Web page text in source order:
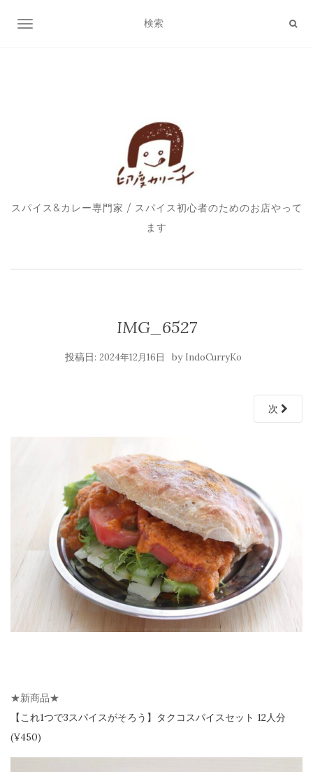
ナビゲーション切り替え
スパイス&カレー専門家 / スパイス初心者のためのお店やって
ます
IMG_6527
投稿日: 2024年12月16日 by IndoCurryKo
次
★新商品★
【これ1つで3スパイスがそろう】
タクコスパイスセット 12人分
(¥450)